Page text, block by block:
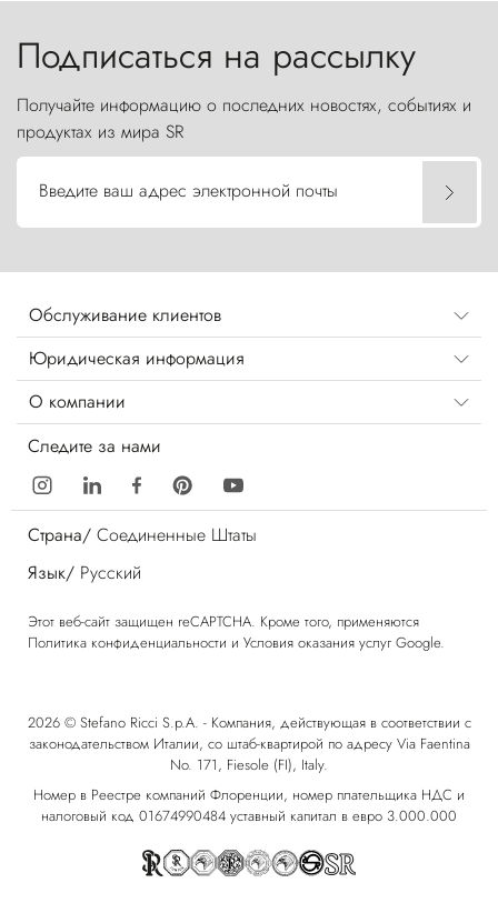
Подписаться на рассылку
Получайте информацию о последних новостях, событиях и
продуктах из мира SR
Введите ваш адрес электронной почты
Обслуживание клиентов
Юридическая информация
О компании
Следите за нами
Страна/ Соединенные Штаты
Язык/ Русский
Этот веб-сайт защищен reCAPTCHA. Кроме того, применяются
Политика конфиденциальности и Условия оказания услуг Google.
2026 © Stefano Ricci S.p.A. - Компания, действующая в соответствии с
законодательством Италии, со штаб-квартирой по адресу Via Faentina
No. 171, Fiesole (FI), Italy.
Номер в Реестре компаний Флоренции, номер плательщика НДС и
налоговый код 01674990484 уставный капитал в евро 3.000.000